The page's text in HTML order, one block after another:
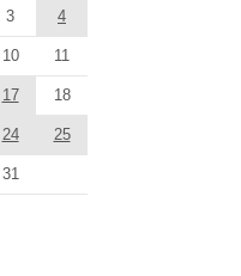
3 4
10 11
17 18
24 25
31